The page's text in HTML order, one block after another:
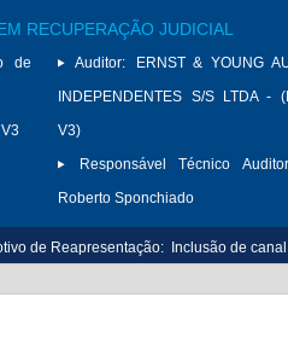
RECUPERAÇÃO JUDICIAL
de
Auditor:
ERNST & YOUNG
INDEPENDENTES S/S LTDA -
V3)
Responsável Técnico
Roberto Sponchiado
de Reapresentação: Inclusão de